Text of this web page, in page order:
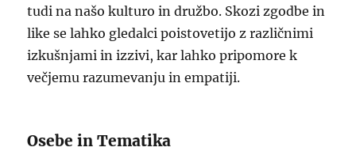
tudi na našo kulturo in družbo. Skozi zgodbe in
like se lahko gledalci poistovetijo z različnimi
izkušnjami in izzivi, kar lahko pripomore k
večjemu razumevanju in empatiji.
Osebe in Tematika